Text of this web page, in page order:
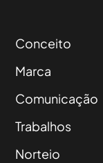
Conceito
Marca
Comunicação
Trabalhos
Norteio